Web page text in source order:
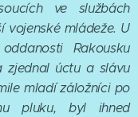
ve službách
vojenské mládeže. U
Rakousku
zjednal úctu a slávu
mladí záložníci po
pluku, byl ihned